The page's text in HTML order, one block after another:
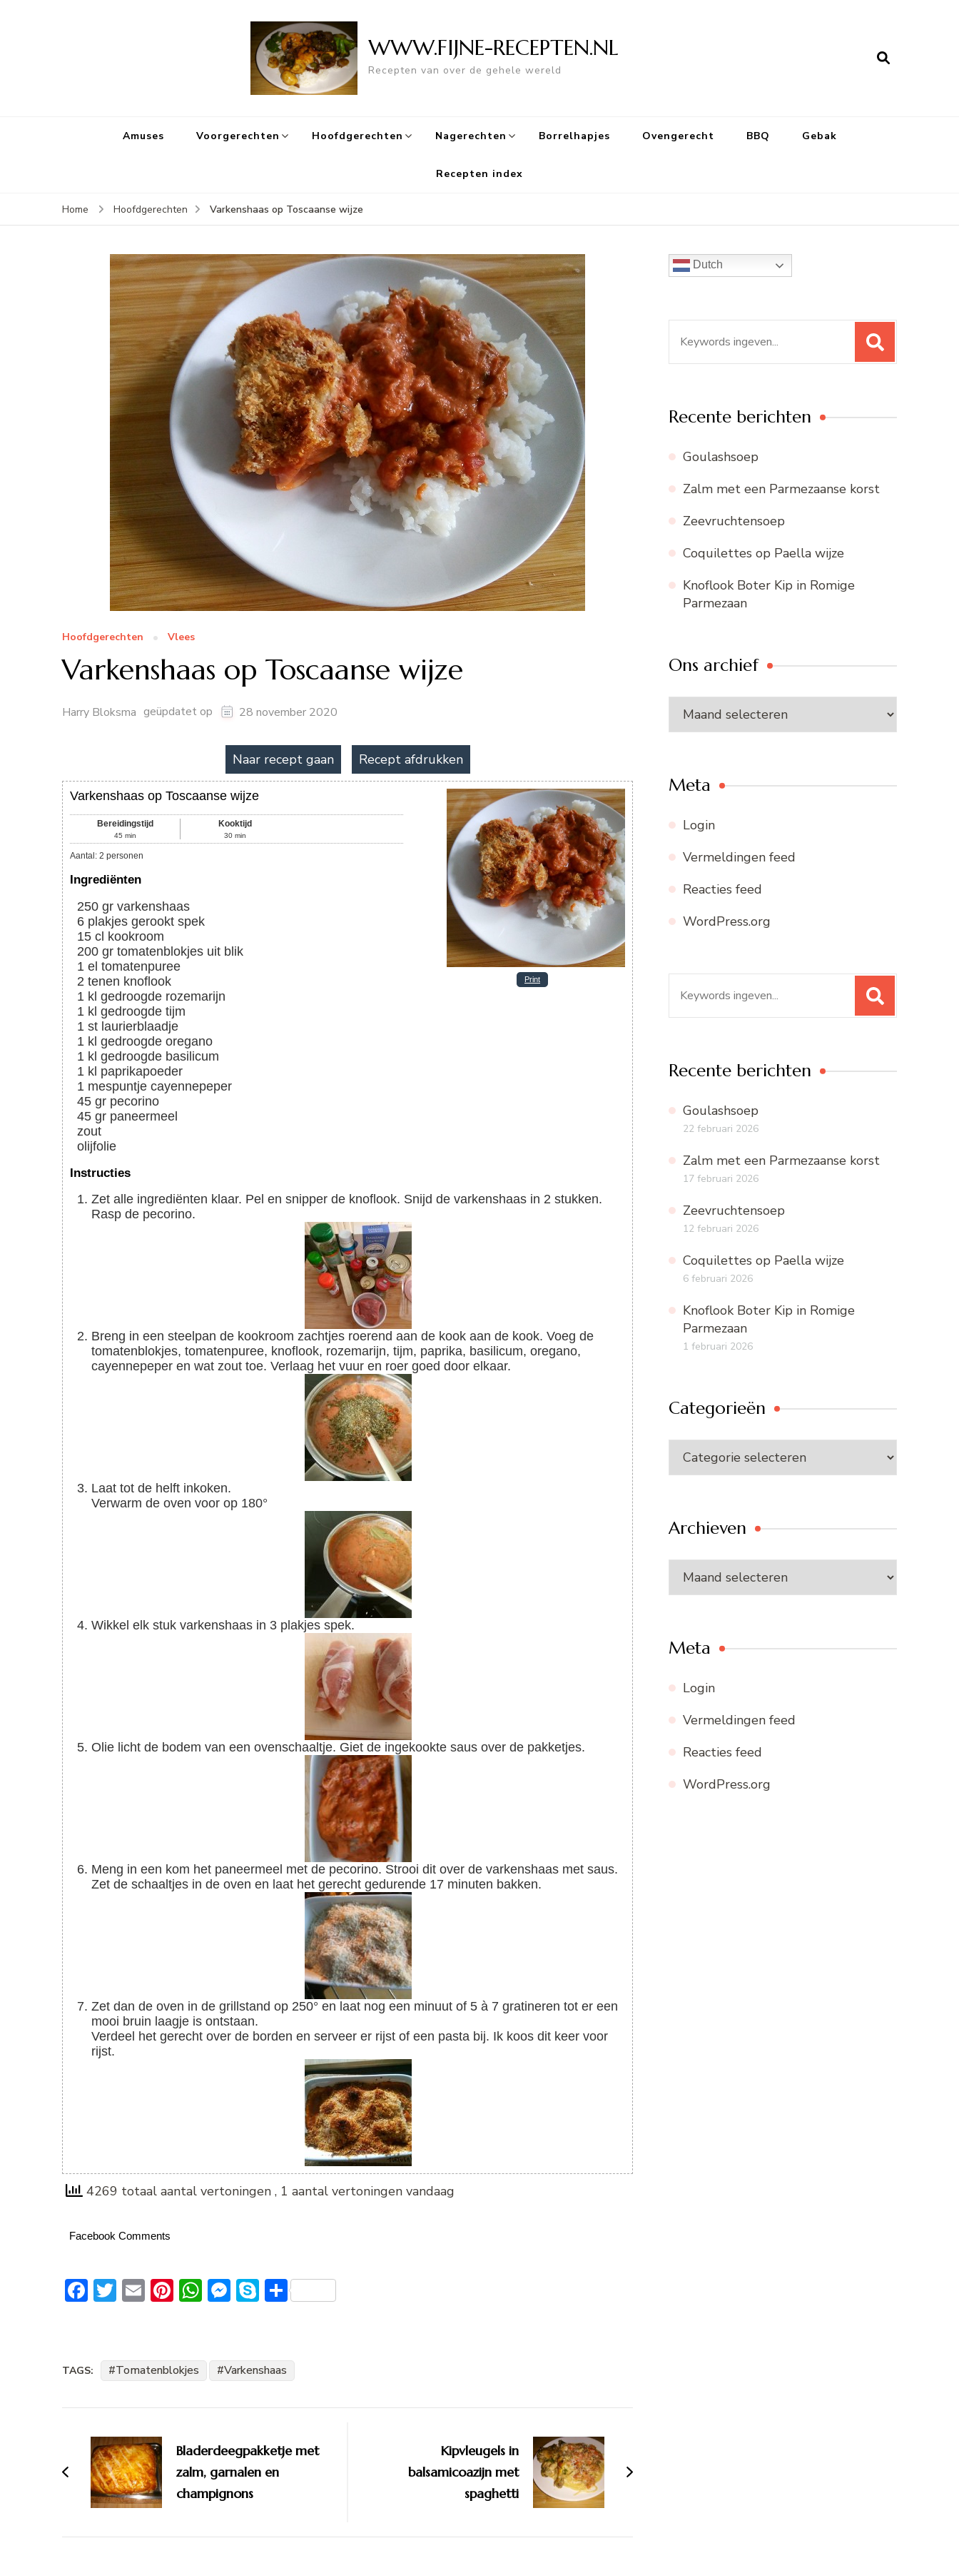
WWW.FIJNE-RECEPTEN.NL
Recepten van over de gehele wereld
Amuses Voorgerechten Hoofdgerechten Nagerechten Borrelhapjes Ovengerecht BBQ Gebak
Recepten index
Home Hoofdgerechten Varkenshaas op Toscaanse wijze
Hoofdgerechten Vlees
Varkenshaas op Toscaanse wijze
Harry Bloksma geüpdatet op 28 november 2020
Naar recept gaan Recept afdrukken
Print
Varkenshaas op Toscaanse wijze
Bereidingstijd
45 min
Kooktijd
30 min
Aantal : 2 personen
Ingrediënten
250 gr varkenshaas
6 plakjes gerookt spek
15 cl kookroom
200 gr tomatenblokjes uit blik
1 el tomatenpuree
2 tenen knoflook
1 kl gedroogde rozemarijn
1 kl gedroogde tijm
1 st laurierblaadje
1 kl gedroogde oregano
1 kl gedroogde basilicum
1 kl paprikapoeder
1 mespuntje cayennepeper
45 gr pecorino
45 gr paneermeel
zout
olijfolie
Instructies
Zet alle ingrediënten klaar. Pel en snipper de knoflook. Snijd de varkenshaas in 2 stukken.
Rasp de pecorino.
Breng in een steelpan de kookroom zachtjes roerend aan de kook aan de kook. Voeg de
tomatenblokjes, tomatenpuree, knoflook, rozemarijn, tijm, paprika, basilicum, oregano,
cayennepeper en wat zout toe. Verlaag het vuur en roer goed door elkaar.
Laat tot de helft inkoken.
Verwarm de oven voor op 180°
Wikkel elk stuk varkenshaas in 3 plakjes spek.
Olie licht de bodem van een ovenschaaltje. Giet de ingekookte saus over de pakketjes.
Meng in een kom het paneermeel met de pecorino. Strooi dit over de varkenshaas met saus.
Zet de schaaltjes in de oven en laat het gerecht gedurende 17 minuten bakken.
Zet dan de oven in de grillstand op 250° en laat nog een minuut of 5 à 7 gratineren tot er een
mooi bruin laagje is ontstaan.
Verdeel het gerecht over de borden en serveer er rijst of een pasta bij. Ik koos dit keer voor
rijst.
4269 totaal aantal vertoningen , 1 aantal vertoningen vandaag
Facebook Comments
Facebook
Twitter
EmailPinterest
WhatsApp
Messenger
Skype
Delen
TAGS: Tomatenblokjes Varkenshaas
navigatie
Bladerdeegpakketje met
zalm, garnalen en
champignons
Kipvleugels in
balsamicoazijn met
spaghetti
Dutch
naar:
Recente berichten
Goulashsoep
Zalm met een Parmezaanse korst
Zeevruchtensoep
Coquilettes op Paella wijze
Knoflook Boter Kip in Romige
Parmezaan
Ons archief
Ons
archief
Meta
Login
Vermeldingen feed
Reacties feed
WordPress.org
naar:
Recente berichten
Goulashsoep
22 februari 2026
Zalm met een Parmezaanse korst
17 februari 2026
Zeevruchtensoep
12 februari 2026
Coquilettes op Paella wijze
6 februari 2026
Knoflook Boter Kip in Romige
Parmezaan
1 februari 2026
Categorieën
Categorieën
Archieven
Archieven
Meta
Login
Vermeldingen feed
Reacties feed
WordPress.org